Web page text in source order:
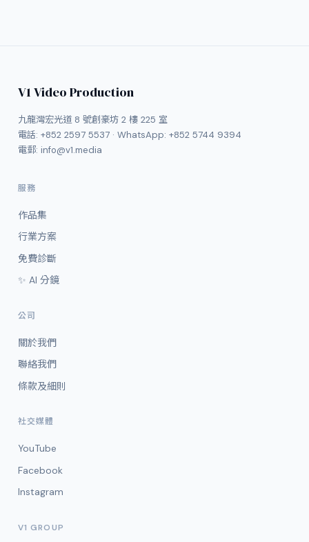
V1 Video Production
九龍灣宏光道 8 號創豪坊 2 樓 225 室
電話: +852 2597 5537· WhatsApp: +852 5744 9394
電郵: info@v1.media
服務
作品集
行業方案
免費診斷
✨ AI 分鏡
公司
關於我們
聯絡我們
條款及細則
社交媒體
YouTube
Facebook
Instagram
V1 GROUP